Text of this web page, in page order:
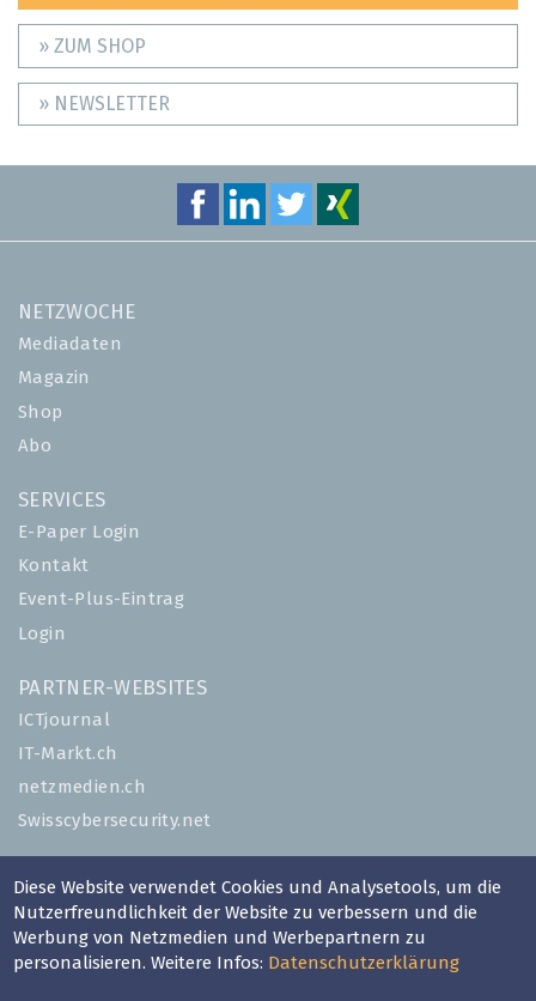
» ZUM SHOP
» NEWSLETTER
NETZWOCHE
Mediadaten
Magazin
Shop
Abo
SERVICES
E-Paper Login
Kontakt
Event-Plus-Eintrag
Login
PARTNER-WEBSITES
ICTjournal
IT-Markt.ch
netzmedien.ch
Swisscybersecurity.net
© NETZMEDIEN AG 2026
Impressum
AGB
Diese Website verwendet Cookies und Analysetools, um die
Nutzerfreundlichkeit der Website zu verbessern und die
Werbung von Netzmedien und Werbepartnern zu
personalisieren. Weitere Infos: Datenschutzerklärung